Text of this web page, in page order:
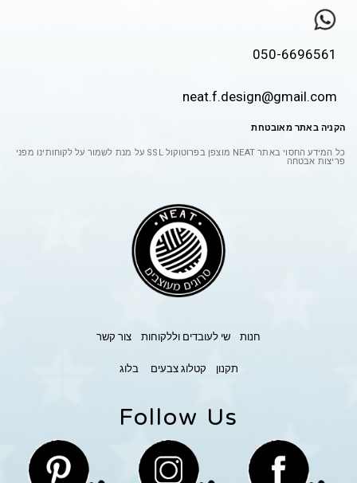
050-6696561
neat.f.design@gmail.com
הקניה באתר מאובטחת
כל המידע החסוי באתר NEAT מוצפן בפרוטוקול SSL על מנת לשמור על לקוחותינו מפני
פריצות אבטחה
חנות שי לעובדים וללקוחות צור קשר
תקנון קטלוג צבעים בלוג
Follow Us